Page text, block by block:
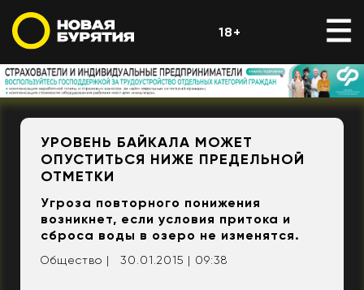
18+
УРОВЕНЬ БАЙКАЛА МОЖЕТ
ОПУСТИТЬСЯ НИЖЕ ПРЕДЕЛЬНОЙ
ОТМЕТКИ
Угроза повторного понижения
возникнет, если условия притока и
сброса воды в озеро не изменятся.
Общество | 30.01.2015 | 09:38